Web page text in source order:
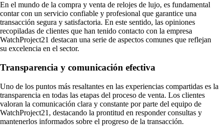
En el mundo de la compra y venta de relojes de lujo, es fundamental
contar con un servicio confiable y profesional que garantice una
transacción segura y satisfactoria. En este sentido, las opiniones
recopiladas de clientes que han tenido contacto con la empresa
WatchProject21 destacan una serie de aspectos comunes que reflejan
su excelencia en el sector.
Transparencia y comunicación efectiva
Uno de los puntos más resaltantes en las experiencias compartidas es la
transparencia en todas las etapas del proceso de venta. Los clientes
valoran la comunicación clara y constante por parte del equipo de
WatchProject21, destacando la prontitud en responder consultas y
mantenerlos informados sobre el progreso de la transacción.